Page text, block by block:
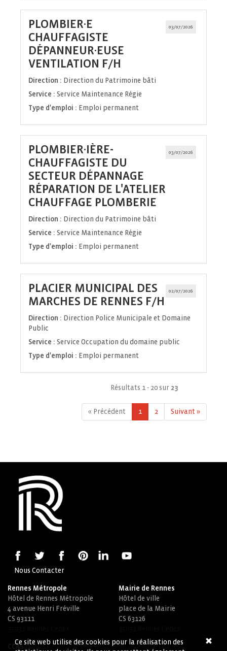
Ce site web utilise des cookies pour la réalisation des
03/07/2026
PLOMBIER·E
CHAUFFAGISTE
DÉPANNEUR·EUSE
VENTILATION F/H
fenêtre)
Direction : Direction du Patrimoine bâti
Service : Service Maintenance Régie
Type d'emploi : Emploi permanent
03/07/2026
PLOMBIER·IÈRE-
CHAUFFAGISTE DU
SECTEUR DÉPANNAGE
RÉPARATION DE L'ATELIER
CHAUFFAGE PLOMBERIE
Direction : Direction du Patrimoine bâti
Service : Service Maintenance Régie
Type d'emploi : Emploi permanent
02/07/2026
PLACIER MUNICIPAL DES
MARCHES DE RENNES F/H
fenêtre)
Direction : Direction Police Municipale et Domaine
Public
Service : Service Occupation du domaine public
Type d'emploi : Emploi permanent
Résultats 1 - 20 sur 23
« Précédent 1 2 Suivant »
Nous Contacter
Rennes Métropole
Hôtel de Rennes Métropole
4 avenue Henri Fréville
CS 93111
Mairie de Rennes
Hôtel de ville
place de la Mairie
CS 63126
CCAS